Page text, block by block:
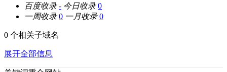
百度收录 - 今日收录 0
一周收录 0 一月收录 0
0 个相关子域名
展开全部信息